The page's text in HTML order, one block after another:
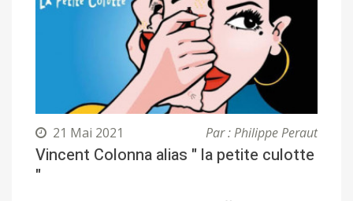
21 Mai 2021 Par : Philippe Peraut
Vincent Colonna alias " la petite culotte
"